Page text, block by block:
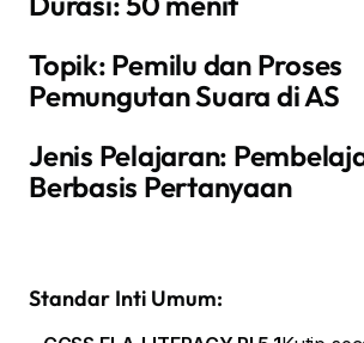
Topik: Pemilu dan Proses
Pemungutan Suara di AS
Jenis Pelajaran:
Berbasis Pertanyaan
Standar Inti Umum: